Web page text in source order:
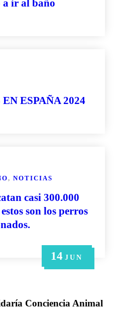
14 JUN
6 MAY
6 MAY
a ir al baño
21 JUN
ESPAÑA 2024
14 JUN
, NOTICIAS
casi 300.000
son los perros
Conciencia Animal